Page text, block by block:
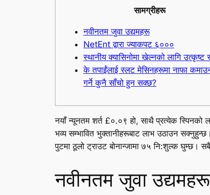
सामग्रीहरू
नवीनतम जुवा उद्यमहरू
NetEnt द्वारा ज्याकपट ६०००
स्थानीय क्यासिनोमा खेल्नको लागि
के तपाईंलाई स्लट मेसिनहरूमा नाफा
गर्ने कुनै साँचो हुन सक्छ?
नयाँ न्यूनतम शर्त £०.०९ हो, साथै प्रत्येक
भव्य सम्भावित भुक्तानीहरूबाट लाभ उठाउन
पुटमा ठूलो ट्राउट बोनान्जामा ७५ नि:शुल्क घुम्छ।
नवीनतम जुवा उद्यमहरू